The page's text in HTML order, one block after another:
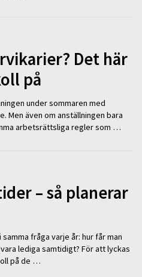
Det här
på
under sommaren med
Men även om anställningen bara
arbetsrättsliga regler som …
– så planerar
fråga varje år: hur får man
lediga samtidigt? För att lyckas
på de …